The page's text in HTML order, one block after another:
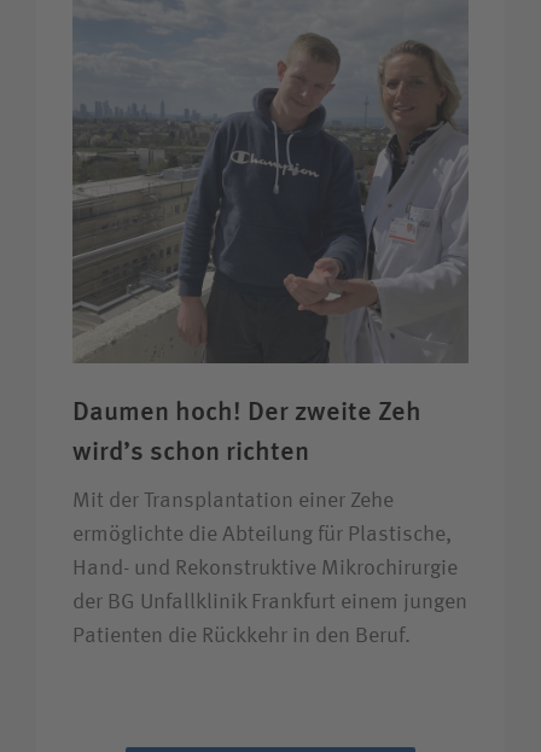
Daumen hoch! Der zweite Zeh
wird’s schon richten
Mit der Transplantation einer Zehe
ermöglichte die Abteilung für Plastische,
Hand- und Rekonstruktive Mikrochirurgie
der BG Unfallklinik Frankfurt einem jungen
Patienten die Rückkehr in den Beruf.